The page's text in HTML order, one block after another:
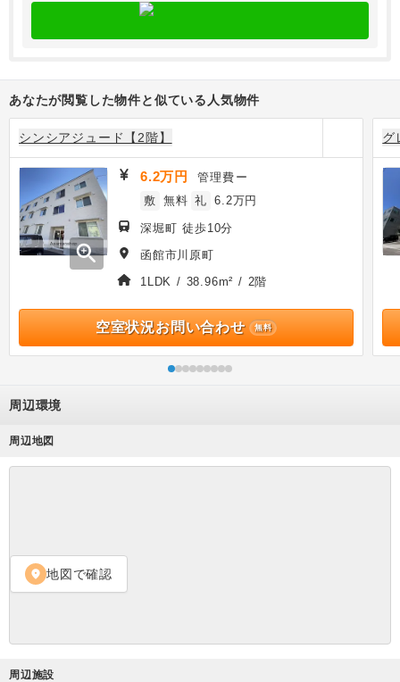
あなたが閲覧した物件と似ている人気物件
シンシアジュード【2階】
zoom_in
6.2万円 管理費 ー
敷 無料 礼 6.2万円
深堀町 徒歩10分
函館市川原町
1LDK / 38.96m² / 2階
空室状況お問い合わせ 無料
グ
周辺環境
周辺地図
location_on 地図で確認
周辺施設